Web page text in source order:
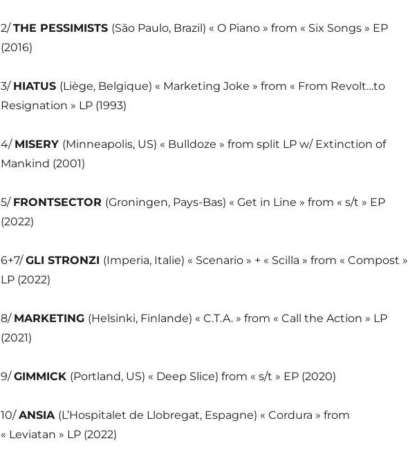
2/THE PESSIMISTS (São Paulo, Brazil) « O Piano » from « Six Songs » EP
(2016)
3/ HIATUS (Liège, Belgique) « Marketing Joke » from « From Revolt…to
Resignation » LP (1993)
4/ MISERY (Minneapolis, US) « Bulldoze » from split LP w/ Extinction of
Mankind (2001)
5/ FRONTSECTOR (Groningen, Pays-Bas) « Get in Line » from « s/t » EP
(2022)
6+7/GLI STRONZI (Imperia, Italie) « Scenario » + « Scilla » from « Compost »
LP (2022)
8/ MARKETING (Helsinki, Finlande) « C.T.A. » from « Call the Action » LP
(2021)
9/GIMMICK (Portland, US) « Deep Slice) from « s/t » EP (2020)
10/ANSIA (L’Hospitalet de Llobregat, Espagne) « Cordura » from
« Leviatan » LP (2022)